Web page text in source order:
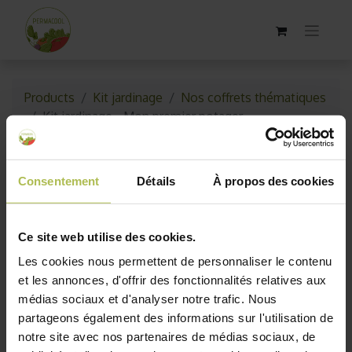
Consentement Détails À propos des cookies
Ce site web utilise des cookies.
Les cookies nous permettent de personnaliser le contenu
et les annonces, d'offrir des fonctionnalités relatives aux
médias sociaux et d'analyser notre trafic. Nous
partageons également des informations sur l'utilisation de
notre site avec nos partenaires de médias sociaux, de
Products Kit jardinage
Nos coffrets thématiques
Kit jardinage - Mon premier potager